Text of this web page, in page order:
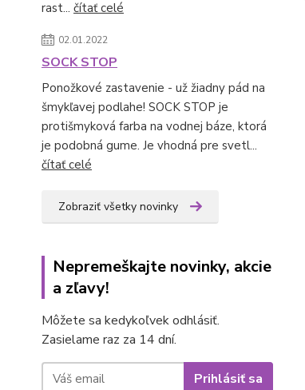
rast... čítať celé
02.01.2022
SOCK STOP
Ponožkové zastavenie - už žiadny pád na
šmykľavej podlahe! SOCK STOP je
protišmyková farba na vodnej báze, ktorá
je podobná gume. Je vhodná pre svetl...
čítať celé
Zobraziť všetky novinky
Nepremeškajte novinky, akcie
a zľavy!
Môžete sa kedykoľvek odhlásiť.
Zasielame raz za 14 dní.
Prihlásiť sa